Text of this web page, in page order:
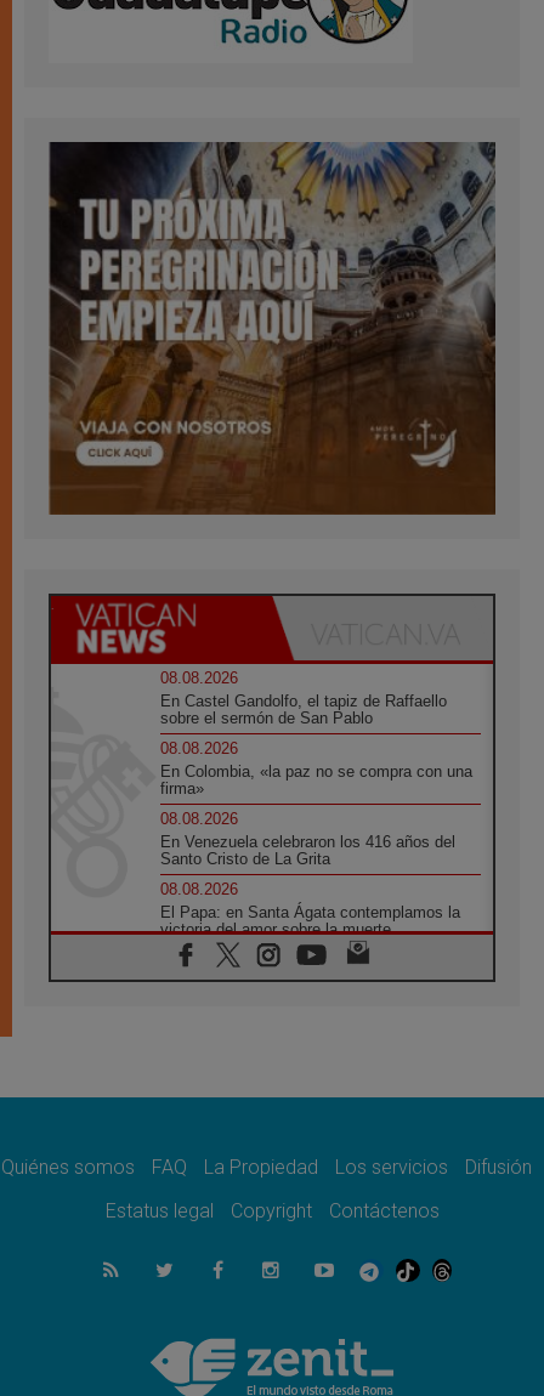
08.08.2026
En Castel Gandolfo, el tapiz de Raffaello
sobre el sermón de San Pablo
08.08.2026
En Colombia, «la paz no se compra con una
firma»
08.08.2026
En Venezuela celebraron los 416 años del
Santo Cristo de La Grita
08.08.2026
El Papa: en Santa Ágata contemplamos la
victoria del amor sobre la muerte
08.08.2026
León XIV visitará el Santuario de la Madre
07.08.2026
07.08.2026
el compromiso del cristiano"
La matanza de niños en Gaza no cesa: 300
muertos en 300 días
Tagle: La guerra desfigura el mundo, solo la
revelación de Dios lo transfigura
Quiénes somos FAQ La Propiedad Los servicios
Difusión
Estatus legal
Copyright Contáctenos